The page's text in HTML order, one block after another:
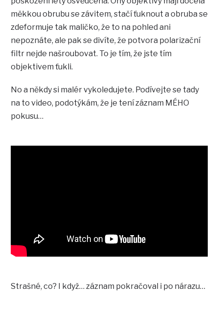
měkkou obrubu se závitem, stačí ťuknout a obruba se
zdeformuje tak maličko, že to na pohled ani
nepoznáte, ale pak se divíte, že potvora polarizační
filtr nejde našroubovat. To je tím, že jste tím
objektivem ťukli.
No a někdy si malér vykoledujete. Podívejte se tady
na to video, podotýkám, že je tení záznam MÉHO
pokusu…
Strašné, co? I když… záznam pokračoval i po nárazu…